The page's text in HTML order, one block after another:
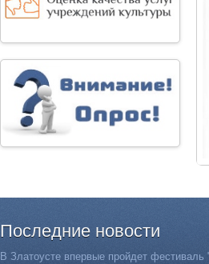
Последние новости
В Златоусте впервые пройдет фестиваль